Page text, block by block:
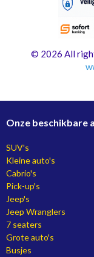
© 2026 All
Onze beschikbare
SUV's
Kleine auto's
Cabrio's
Pick-up's
Jeep's
Jeep Wranglers
7 seaters
Grote auto's
Busjes